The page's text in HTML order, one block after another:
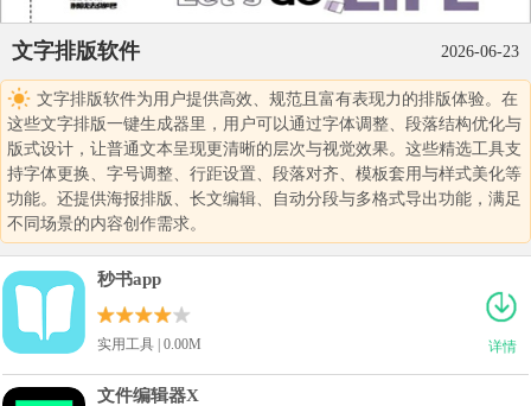
文字排版软件 2026-06-23
文字排版软件为用户提供高效、规范且富有表现力的排版体验。在
这些文字排版一键生成器里，用户可以通过字体调整、段落结构优化与
版式设计，让普通文本呈现更清晰的层次与视觉效果。这些精选工具支
持字体更换、字号调整、行距设置、段落对齐、模板套用与样式美化等
功能。还提供海报排版、长文编辑、自动分段与多格式导出功能，满足
不同场景的内容创作需求。
详情
秒书app
实用工具 | 0.00M
文件编辑器X